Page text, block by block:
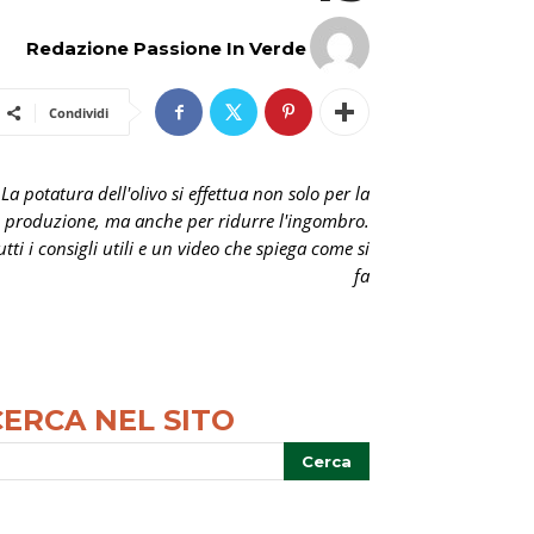
Redazione Passione In Verde
Condividi
La potatura dell'olivo si effettua non solo per la
produzione, ma anche per ridurre l'ingombro.
i consigli utili e un video che spiega come si
fa
NEL SITO